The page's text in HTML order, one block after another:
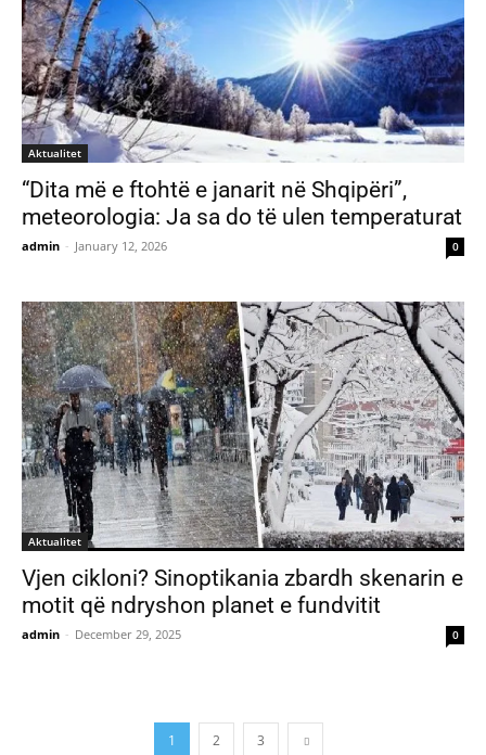
Aktualitet
“Dita më e ftohtë e janarit në Shqipëri”,
meteorologia: Ja sa do të ulen temperaturat
admin - January 12, 2026 0
Aktualitet
Vjen cikloni? Sinoptikania zbardh skenarin e
motit që ndryshon planet e fundvitit
admin - December 29, 2025 0
1 2 3